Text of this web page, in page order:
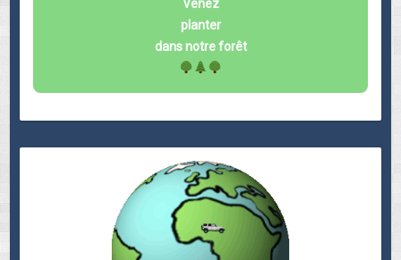
Venez
planter
dans notre forêt